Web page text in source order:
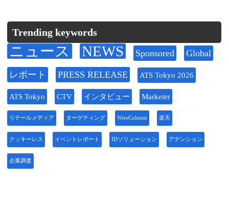
Trending keywords
ニュース NEWS Sponsored Global
レポート PRESS RELEASE ATS Tokyo 2026
ATS Tokyo CTV インタビュー Marketer
リテールメディア ターゲティング WireColumn 楽天
クッキーレス イベントレポート IDソリューション アテンション
企業調査